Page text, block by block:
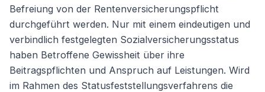
Befreiung von der Rentenversicherungspflicht
durchgeführt werden. Nur mit einem eindeutigen und
verbindlich festgelegten Sozialversicherungsstatus
haben Betroffene Gewissheit über ihre
Beitragspflichten und Anspruch auf Leistungen. Wird
im Rahmen des Statusfeststellungsverfahrens die